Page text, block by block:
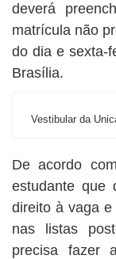
deverá
matrícula não
do dia e sexta-
Brasília.
Vestibular da
De acordo
estudante que
direito à vaga
nas listas
precisa fazer